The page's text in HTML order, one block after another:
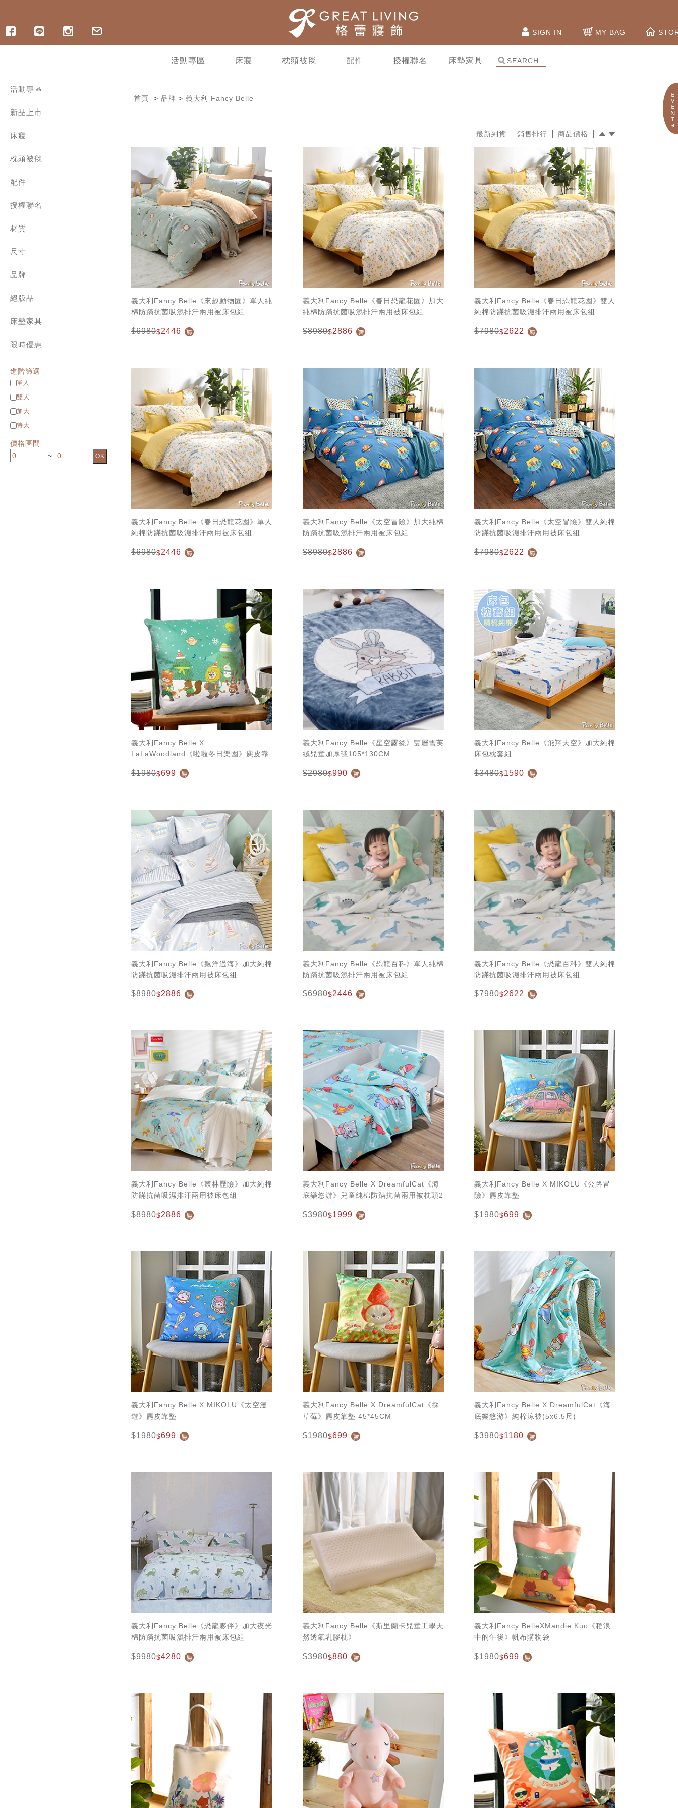
活動專區 床寢 枕頭被毯 配件 授權聯名 床墊家具
SIGN IN MY BAG
活動專區
寵爸好眠祭 | 純棉床組88折
︙軟式硅藻土地墊最低78折
︙指定涼感商品6折起，任2件折400
新品上市
床寢
300織精梳棉 | 雙層紗薄被套床組
涼感/海島棉床包枕套組
1000織匹馬棉 | 兩用被床包組
800織天絲 | 兩用被床包組
1000織天絲 | 兩用被床包組
純棉 | 簡約素色
雪雕 | 兩用被床包組
枕頭被毯
舒爽涼被
保暖冬被
兒童專區
配件
家飾配件
授權聯名
角落生物、拉拉熊
設計師系列
材質
長絨棉 ✿ Long staple cotton
水洗棉 ✿ Washed cotton
天絲 ✿ Tencel
雪芙絨 ✿ Flannel
立體雕花雪雕 ✿ 3D Flannel
尺寸
單人 Single
加大 Queen
特大包雙人被
品牌
義大利 Fancy Belle
英國 Abelia
絕版品
床墊家具
限時優惠
進階篩選
單人
雙人
加大
特大
價格區間
~
首頁 > 品牌 > 義大利 Fancy Belle
最新到貨 銷售排行 商品價格
義大利Fancy Belle《來趣動物園》單人純
棉防蹣抗菌吸濕排汗兩用被床包組
$6980$2446
義大利Fancy Belle《春日恐龍花園》加大
純棉防蹣抗菌吸濕排汗兩用被床包組
$8980$2886
義大利Fancy Belle《春日恐龍花園》雙人
純棉防蹣抗菌吸濕排汗兩用被床包組
$7980$2622
義大利Fancy Belle《春日恐龍花園》單人
純棉防蹣抗菌吸濕排汗兩用被床包組
$6980$2446
義大利Fancy Belle《太空冒險》加大純棉
防蹣抗菌吸濕排汗兩用被床包組
$8980$2886
義大利Fancy Belle《太空冒險》雙人純棉
防蹣抗菌吸濕排汗兩用被床包組
$7980$2622
義大利Fancy Belle X
LaLaWoodland《啦啦冬日樂園》麂皮靠
$1980$699
義大利Fancy Belle《星空露絲》雙層雪芙
絨兒童加厚毯105*130CM
$2980$990
義大利Fancy Belle《飛翔天空》加大純棉
床包枕套組
$3480$1590
義大利Fancy Belle《飄洋過海》加大純棉
防蹣抗菌吸濕排汗兩用被床包組
$8980$2886
義大利Fancy Belle《恐龍百科》單人純棉
防蹣抗菌吸濕排汗兩用被床包組
$6980$2446
義大利Fancy Belle《恐龍百科》雙人純棉
防蹣抗菌吸濕排汗兩用被床包組
$7980$2622
義大利Fancy Belle《叢林歷險》加大純棉
防蹣抗菌吸濕排汗兩用被床包組
$8980$2886
義大利Fancy Belle X DreamfulCat《海
底樂悠游》兒童純棉防蹣抗菌兩用被枕頭2
$3980$1999
義大利Fancy Belle X MIKOLU《公路冒
險》麂皮靠墊
$1980$699
義大利Fancy Belle X MIKOLU《太空漫
遊》麂皮靠墊
$1980$699
義大利Fancy Belle X DreamfulCat《採
草莓》麂皮靠墊 45*45CM
$1980$699
義大利Fancy Belle X DreamfulCat《海
底樂悠游》純棉涼被(5x6.5尺)
$3980$1180
義大利Fancy Belle《恐龍夥伴》加大夜光
棉防蹣抗菌吸濕排汗兩用被床包組
$9980$4280
義大利Fancy Belle《斯里蘭卡兒童工學天
然透氣乳膠枕》
$3980$880
義大利Fancy BelleXMandie Kuo《稻浪
中的午後》帆布購物袋
$1980$699